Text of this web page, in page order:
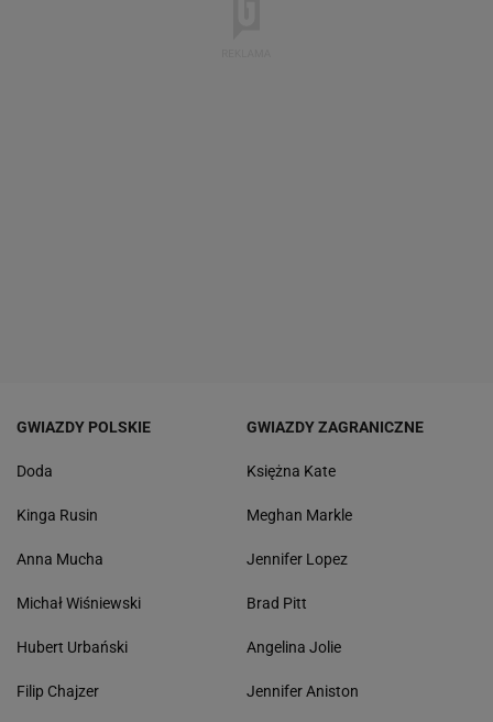
GWIAZDY POLSKIE
Doda
Kinga Rusin
Anna Mucha
Michał Wiśniewski
Hubert Urbański
Filip Chajzer
GWIAZDY ZAGRANICZNE
Księżna Kate
Meghan Markle
Jennifer Lopez
Brad Pitt
Angelina Jolie
Jennifer Aniston